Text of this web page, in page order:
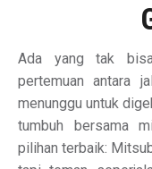
Ada yang tak
pertemuan antara
menunggu untuk
tumbuh bersama
pilihan terbaik: